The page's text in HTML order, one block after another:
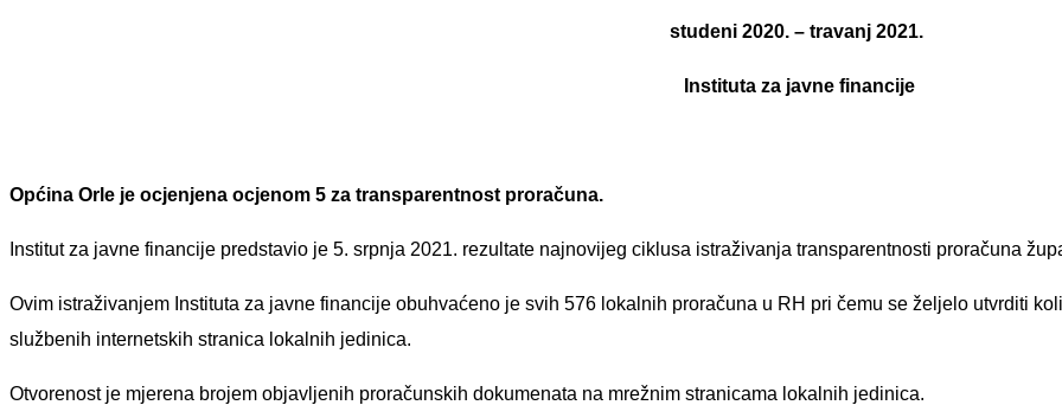
studeni 2020. – travanj 2021.
Instituta za javne financije
Općina Orle je ocjenjena ocjenom 5 za transparentnost proračuna.
Institut za javne financije predstavio je 5. srpnja 2021. rezultate najnovijeg ciklusa istraživanja transparentnosti proračuna
Ovim istraživanjem Instituta za javne financije obuhvaćeno je svih 576 lokalnih proračuna u RH pri čemu se željelo utvrditi
službenih internetskih stranica lokalnih jedinica.
Otvorenost je mjerena brojem objavljenih proračunskih dokumenata na mrežnim stranicama lokalnih jedinica.